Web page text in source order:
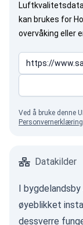
kan brukes for
overvåking eller
Ved å bruke denne
Personvernerklæring
Datakilder
I
øyeblikket
dessverre